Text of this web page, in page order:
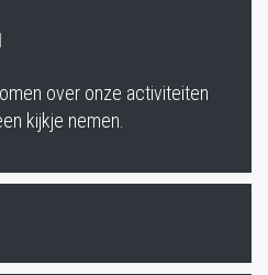
over onze activiteiten
kijkje nemen.